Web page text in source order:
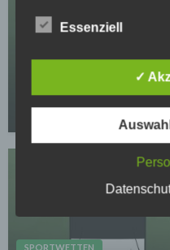
PSG – Arsenal Tipps,
Champions League
SPORTWETTEN
3. Verarbeitung
genannten Verwendung,
Grundlage gesetzlicher
Einwilligungen der
- Die
Optimierung und
und technischen
Wir übermitteln die
an einen
Zwecke, wenn diese
Essenziell
✓